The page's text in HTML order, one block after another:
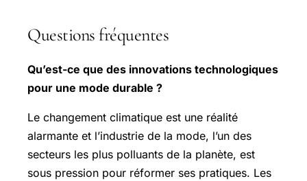
Questions fréquentes
Qu’est-ce que des innovations technologiques
pour une mode durable ?
Le changement climatique est une réalité
alarmante et l’industrie de la mode, l’un des
secteurs les plus polluants de la planète, est
sous pression pour réformer ses pratiques. Les